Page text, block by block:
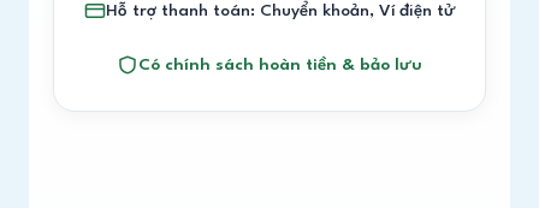
Hỗ trợ thanh toán: Chuyển khoản, Ví điện tử
Có chính sách hoàn tiền & bảo lưu